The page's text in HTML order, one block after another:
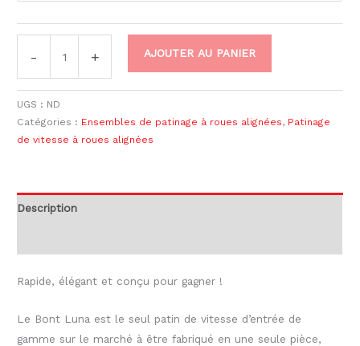
- + AJOUTER AU PANIER
UGS : ND
Catégories : Ensembles de patinage à roues alignées, Patinage
de vitesse à roues alignées
Description
Rapide, élégant et conçu pour gagner !
Le Bont Luna est le seul patin de vitesse d’entrée de
gamme sur le marché à être fabriqué en une seule pièce,